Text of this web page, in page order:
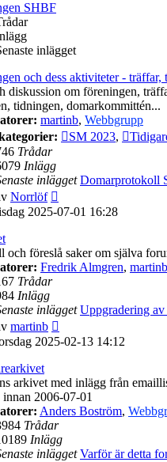
SHBF
inlägget
och dess aktiviteter -
diskussion om föreningen,
tidningen, domarkommittén...
martinb, Webbgrupp
SM 2023,
Trådar
Inlägg
inlägget Domarprotokoll
Norrlöf
till
inlägget
2025-07-01 16:28
och föreslå saker om själva
Fredrik Almgren, martinb
Trådar
Inlägg
inlägget Uppgradering
martinb
till
inlägget
2025-02-13 14:12
arkivet med inlägg från
2006-07-01
Anders Boström,
Trådar
Inlägg
inlägget Varför är detta